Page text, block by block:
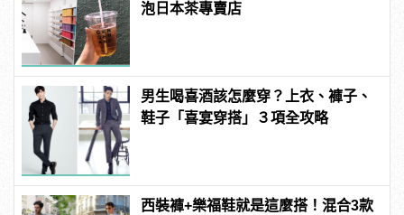
泡日本茶專賣店
男生喝喜酒該怎麼穿？上衣、褲子、
鞋子「喜宴穿搭」３項全攻略
西裝褲+樂福鞋就是這麼搭！混合3款